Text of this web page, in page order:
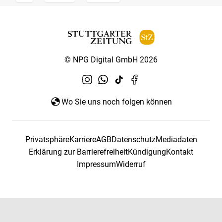
© NPG Digital GmbH 2026
Wo Sie uns noch folgen können
PrivatsphäreKarriereAGBDatenschutzMediadaten
Erklärung zur BarrierefreiheitKündigungKontakt
ImpressumWiderruf